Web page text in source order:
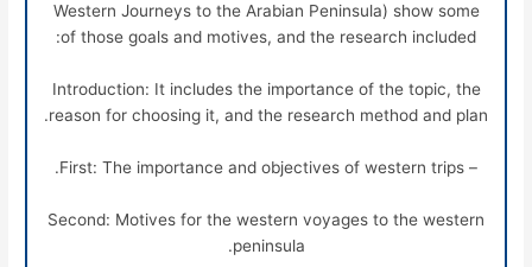
Western Journeys to the Arabian Peninsula) show some
of those goals and motives, and the research included:
Introduction: It includes the importance of the topic, the
reason for choosing it, and the research method and plan.
– First: The importance and objectives of western trips.
Second: Motives for the western voyages to the western
peninsula.